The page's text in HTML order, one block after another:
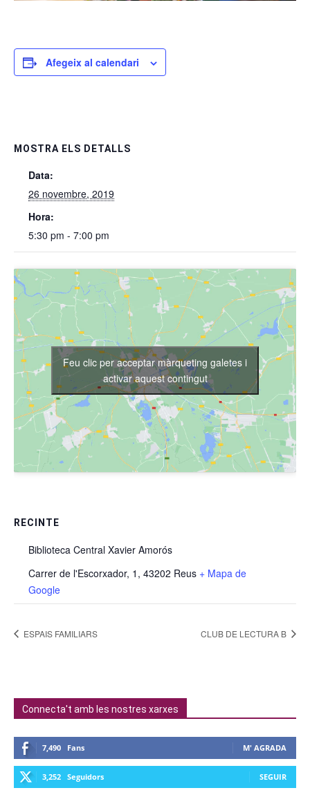
Afegeix al calendari
MOSTRA ELS DETALLS
Data:
26 novembre, 2019
Hora:
5:30 pm - 7:00 pm
RECINTE
Biblioteca Central Xavier Amorós
Carrer de l'Escorxador, 1, 43202 Reus + Mapa de
Google
Feu clic per acceptar màrqueting galetes i
activar aquest contingut
ESPAIS FAMILIARS CLUB DE LECTURA B
Connecta't amb les nostres xarxes
7,490 Fans M' AGRADA
3,252 Seguidors SEGUIR